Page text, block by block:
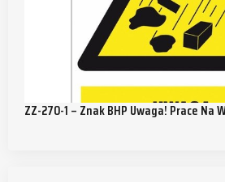
ZZ-27O-1 – Znak BHP Uwaga! Prace Na